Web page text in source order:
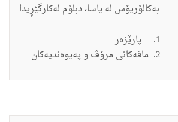
به‌كالۆریۆس له‌ یاسا، دبلۆم له‌كارگێڕیدا
پارێزه‌ر
مافه‌كانى مرۆڤ و په‌یوه‌ندیه‌كان